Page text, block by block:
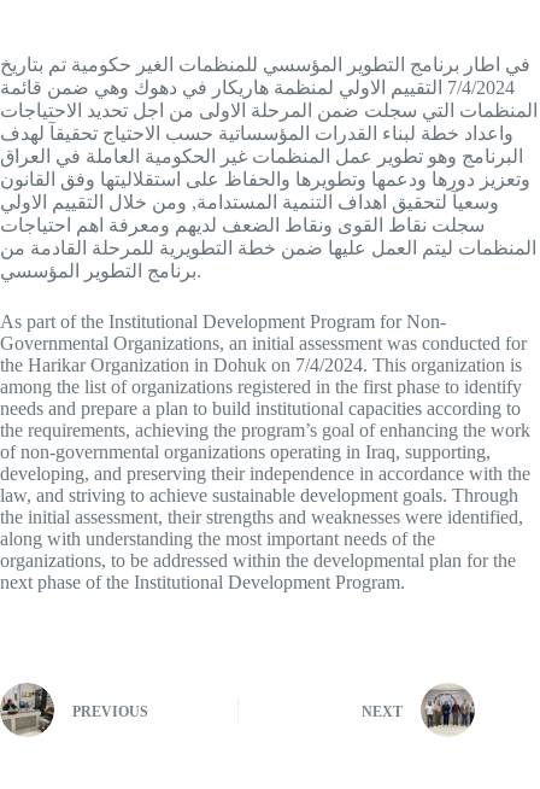
في اطار برنامج التطوير المؤسسي للمنظمات الغير حكومية تم بتاريخ
7/4/2024 التقييم الاولي لمنظمة هاريكار في دهوك وهي ضمن قائمة
المنظمات التي سجلت ضمن المرحلة الاولى من اجل تحديد الاحتياجات
واعداد خطة لبناء القدرات المؤسساتية حسب الاحتياج تحقيقآ لهدف
البرنامج وهو تطوير عمل المنظمات غير الحكومية العاملة في العراق
وتعزيز دورها ودعمها وتطويرها والحفاظ على استقلاليتها وفق القانون
وسعيآ لتحقيق اهداف التنمية المستدامة, ومن خلال التقييم الاولي
سجلت نقاط القوى ونقاط الضعف لديهم ومعرفة اهم احتياجات
المنظمات ليتم العمل عليها ضمن خطة التطويرية للمرحلة القادمة من
برنامج التطوير المؤسسي.
As part of the Institutional Development Program for Non-
Governmental Organizations, an initial assessment was conducted for
the Harikar Organization in Dohuk on 7/4/2024. This organization is
among the list of organizations registered in the first phase to identify
needs and prepare a plan to build institutional capacities according to
the requirements, achieving the program’s goal of enhancing the work
of non-governmental organizations operating in Iraq, supporting,
developing, and preserving their independence in accordance with the
law, and striving to achieve sustainable development goals. Through
the initial assessment, their strengths and weaknesses were identified,
along with understanding the most important needs of the
organizations, to be addressed within the developmental plan for the
next phase of the Institutional Development Program.
PREVIOUS NEXT